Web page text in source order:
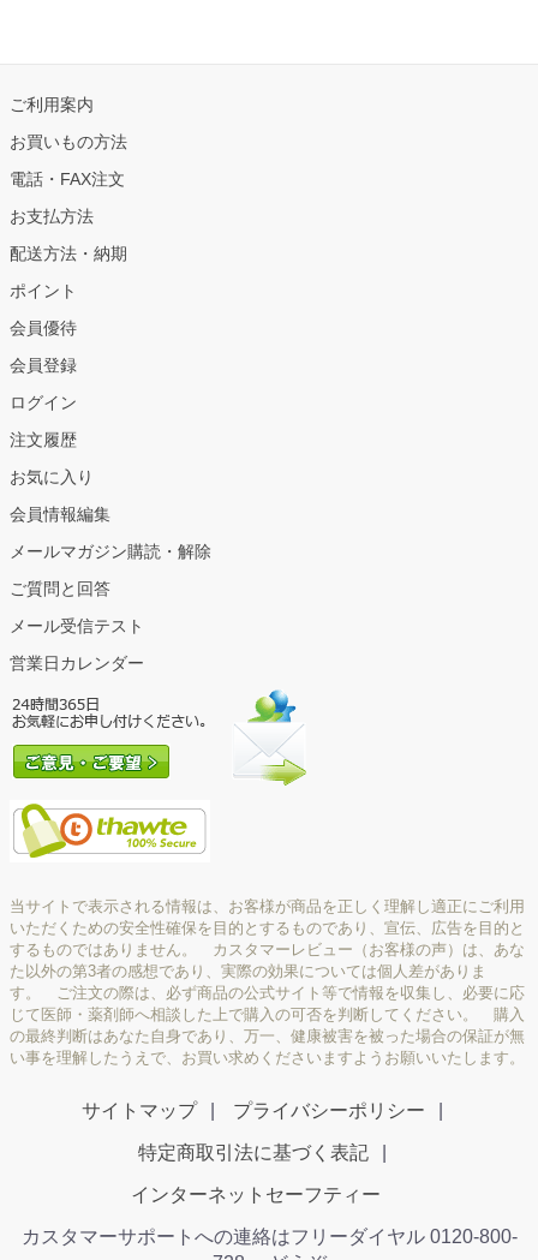
ご利用案内
お買いもの方法
電話・FAX注文
お支払方法
配送方法・納期
ポイント
会員優待
会員登録
ログイン
注文履歴
お気に入り
会員情報編集
メールマガジン購読・解除
ご質問と回答
メール受信テスト
営業日カレンダー
当サイトで表示される情報は、お客様が商品を正しく理解し適正にご利用
いただくための安全性確保を目的とするものであり、宣伝、広告を目的と
するものではありません。 カスタマーレビュー（お客様の声）は、あな
た以外の第3者の感想であり、実際の効果については個人差がありま
す。 ご注文の際は、必ず商品の公式サイト等で情報を収集し、必要に応
じて医師・薬剤師へ相談した上で購入の可否を判断してください。 購入
の最終判断はあなた自身であり、万一、健康被害を被った場合の保証が無
い事を理解したうえで、お買い求めくださいますようお願いいたします。
サイトマップ プライバシーポリシー
特定商取引法に基づく表記
インターネットセーフティー
カスタマーサポートへの連絡はフリーダイヤル 0120-800-